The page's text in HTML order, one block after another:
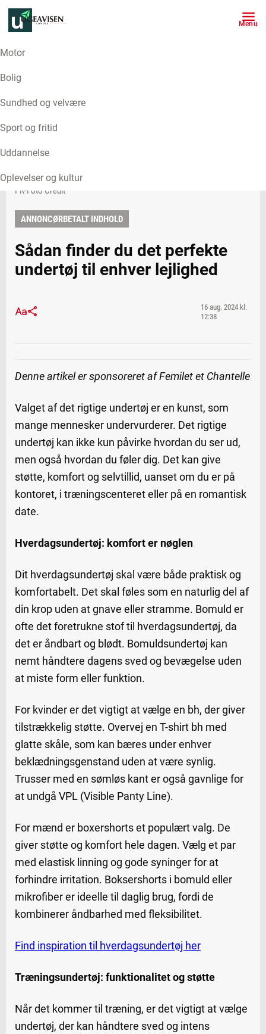
Menu
Motor
Bolig
Sundhed og velvære
Sport og fritid
Uddannelse
Oplevelser og kultur
PR-Foto Credit
ANNONCØRBETALT INDHOLD
Sådan finder du det perfekte
undertøj til enhver lejlighed
16 aug. 2024 kl.
12:38
Denne artikel er sponsoreret af Femilet et Chantelle
Valget af det rigtige undertøj er en kunst, som
mange mennesker undervurderer. Det rigtige
undertøj kan ikke kun påvirke hvordan du ser ud,
men også hvordan du føler dig. Det kan give
støtte, komfort og selvtillid, uanset om du er på
kontoret, i træningscenteret eller på en romantisk
date.
Hverdagsundertøj: komfort er nøglen
Dit hverdagsundertøj skal være både praktisk og
komfortabelt. Det skal føles som en naturlig del af
din krop uden at gnave eller stramme. Bomuld er
ofte det foretrukne stof til hverdagsundertøj, da
det er åndbart og blødt. Bomuldsundertøj kan
nemt håndtere dagens sved og bevægelse uden
at miste form eller funktion.
For kvinder er det vigtigt at vælge en bh, der giver
tilstrækkelig støtte. Overvej en T-shirt bh med
glatte skåle, som kan bæres under enhver
beklædningsgenstand uden at være synlig.
Trusser med en sømløs kant er også gavnlige for
at undgå VPL (Visible Panty Line).
For mænd er boxershorts et populært valg. De
giver støtte og komfort hele dagen. Vælg et par
med elastisk linning og gode syninger for at
forhindre irritation. Boksershorts i bomuld eller
mikrofiber er ideelle til daglig brug, fordi de
kombinerer åndbarhed med fleksibilitet.
Find inspiration til hverdagsundertøj her
Træningsundertøj: funktionalitet og støtte
Når det kommer til træning, er det vigtigt at vælge
undertøj, der kan håndtere sved og intens